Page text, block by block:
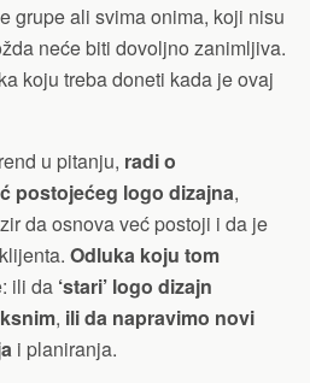
grupe ali svima onima, koji nisu
neće biti dovoljno zanimljiva.
koju treba doneti kada je ovaj
u pitanju, radi o
postojećeg logo dizajna,
da osnova već postoji i da je
Odluka koju tom
ili da ‘stari’ logo dizajn
, ili da napravimo novi
i planiranja.